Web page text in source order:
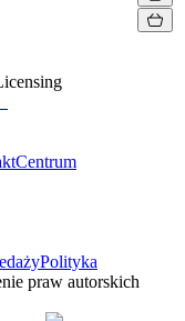
Centrum
Polityka
praw autorskich